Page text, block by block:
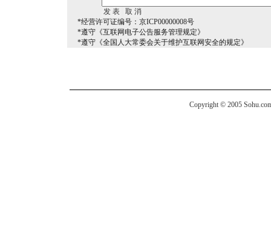
*经营许可证编号：京ICP00000008号
*遵守《互联网电子公告服务管理规定》
*遵守《全国人大常委会关于维护互联网安全的规定》
Copyright © 2005